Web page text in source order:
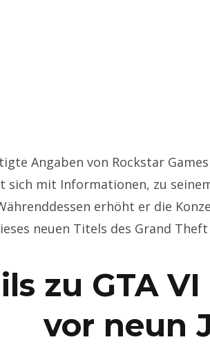
Angaben von Rockstar
sich mit Informationen, zu
erhöht er die
neuen Titels des Grand
zu GTA
vor neun